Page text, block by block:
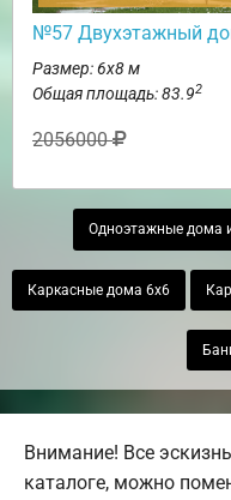
№57 Двухэтажный
Размер: 6х8 м
Общая площадь: 83.92
2056000
Одноэтажные дома
Каркасные дома 6х6
Внимание! Все
каталоге, можно